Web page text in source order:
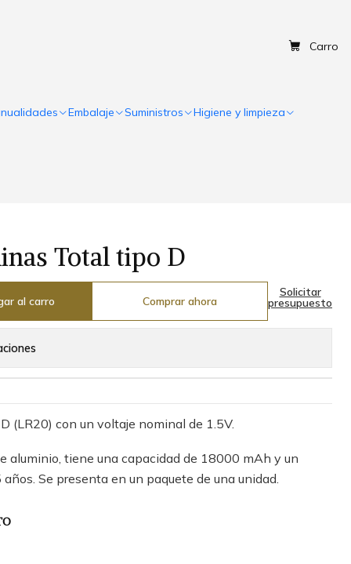
Carro
Embalaje Suministros Higiene y limpieza
Total tipo D
al carro Comprar ahora
Solicitar
presupuesto
(LR20) con un voltaje nominal de 1.5V.
aluminio, tiene una capacidad de 18000 mAh y un
Se presenta en un paquete de una unidad.